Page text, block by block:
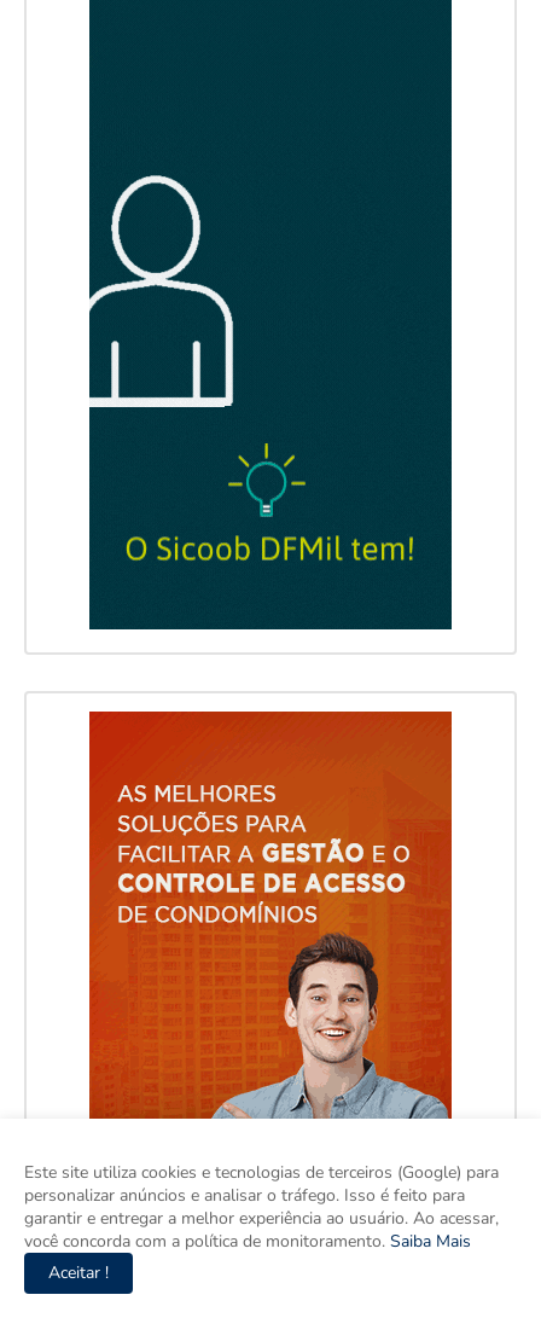
Este site utiliza cookies e tecnologias de terceiros (Google) para
personalizar anúncios e analisar o tráfego. Isso é feito para
garantir e entregar a melhor experiência ao usuário. Ao acessar,
você concorda com a política de monitoramento. Saiba Mais
Aceitar !